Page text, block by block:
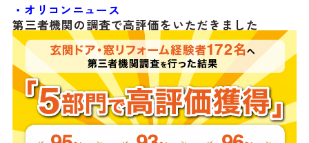
・オリコンニュース
第三者機関の調査で高評価をいただきました